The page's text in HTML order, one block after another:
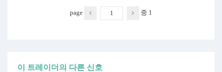
page 중 1
이 트레이더의 다른 신호